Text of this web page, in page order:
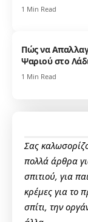
1 Min Read
Πώς να
Ψαριού στο
1 Min Read
Σας
πολλά άρθρα
σπιτιού, για
κρέμες για το
σπίτι, την